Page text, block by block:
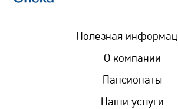
Пансионаты
Наши услуги
Полезная
О компании